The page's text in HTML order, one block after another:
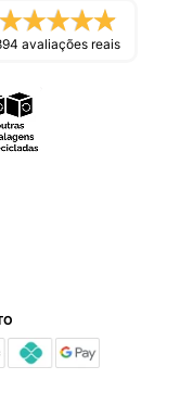
avaliações reais